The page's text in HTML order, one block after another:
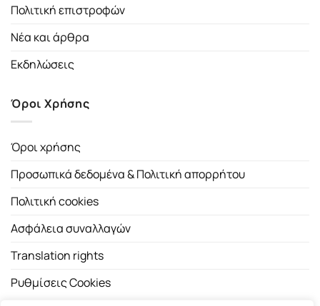
Πολιτική επιστροφών
Νέα και άρθρα
Εκδηλώσεις
Όροι Χρήσης
Όροι χρήσης
Προσωπικά δεδομένα & Πολιτική απορρήτου
Πολιτική cookies
Ασφάλεια συναλλαγών
Translation rights
Ρυθμίσεις Cookies